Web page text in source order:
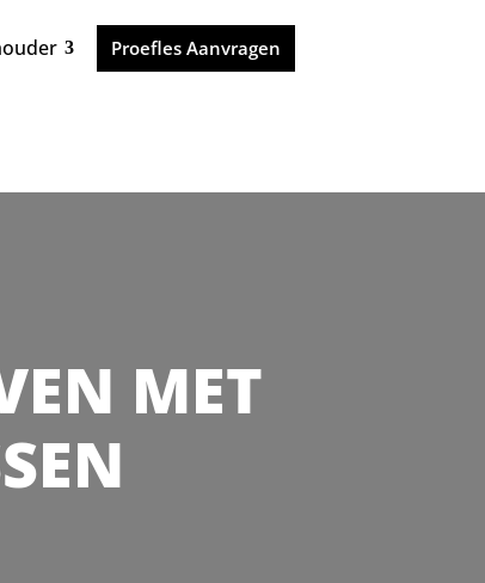
Proefles Aanvragen
MET